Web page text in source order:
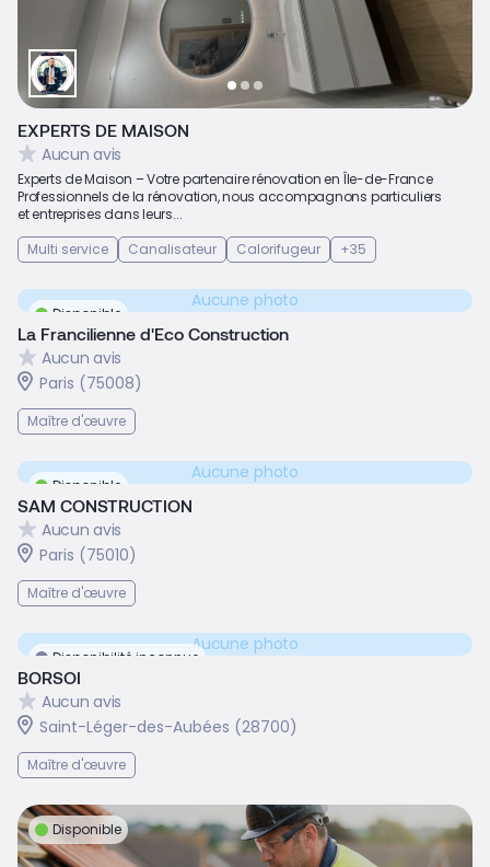
EXPERTS DE MAISON
Aucun avis
Experts de Maison – Votre partenaire rénovation en Île-de-France
Professionnels de la rénovation, nous accompagnons particuliers
et entreprises dans leurs...
Multi service
Canalisateur Calorifugeur +35
Disponible
Aucune photo
La Francilienne d'Eco Construction
Aucun avis
Paris (75008)
Maître d'œuvre
Disponible
Aucune photo
SAM CONSTRUCTION
Aucun avis
Paris (75010)
Maître d'œuvre
Disponibilité inconnue
Aucune photo
BORSOI
Aucun avis
Saint-Léger-des-Aubées (28700)
Maître d'œuvre
Disponible